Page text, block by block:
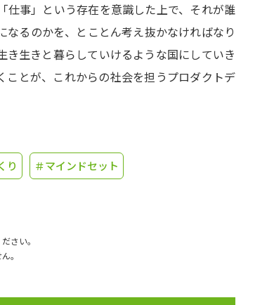
大学で学びたい学問発見
学問のミニ講義「夢ナビ講義」
事」という存在を意識した上で、それが誰
るのかを、とことん考え抜かなければなり
生きと暮らしていけるような国にしていき
ことが、これからの社会を担うプロダクトデ
り ＃マインドセット
さい。
。